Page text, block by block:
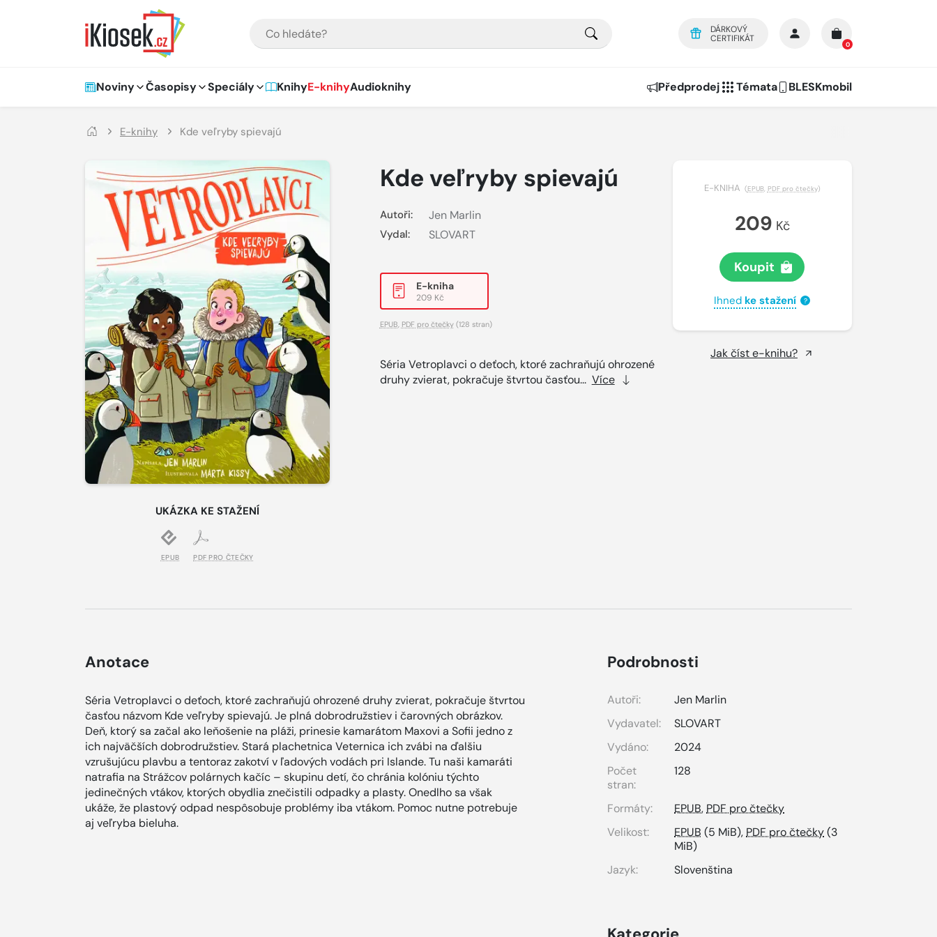
DÁRKOVÝ
CERTIFIKÁT
0
Hlavní navigace
Noviny Časopisy Speciály KnihyE-knihyAudioknihy Předprodej Témata BLESKmobil
E-knihy Kde veľryby spievajú
UKÁZKA KE STAŽENÍ
EPUB PDF PRO ČTEČKY
Kde veľryby spievajú
Autoři: Jen Marlin
Vydal: SLOVART
E-kniha
209 Kč
EPUB PDF pro čtečky(128 stran)
Séria Vetroplavci o deťoch, ktoré zachraňujú ohrozené
druhy zvierat, pokračuje štvrtou časťou... Více
E-KNIHA (EPUB, PDF pro čtečky)
209 Kč
Koupit
Ihned ke stažení ?
Jak číst e-knihu?
Anotace
Séria Vetroplavci o deťoch, ktoré zachraňujú ohrozené druhy zvierat, pokračuje štvrtou
časťou názvom Kde veľryby spievajú. Je plná dobrodružstiev i čarovných obrázkov.
Deň, ktorý sa začal ako leňošenie na pláži, prinesie kamarátom Maxovi a Sofii jedno z
ich najväčších dobrodružstiev. Stará plachetnica Veternica ich zvábi na ďalšiu
vzrušujúcu plavbu a tentoraz zakotví v ľadových vodách pri Islande. Tu naši kamaráti
natrafia na Strážcov polárnych kačíc – skupinu detí, čo chránia kolóniu týchto
jedinečných vtákov, ktorých obydlia znečistili odpadky a plasty. Onedlho sa však
ukáže, že plastový odpad nespôsobuje problémy iba vtákom. Pomoc nutne potrebuje
aj veľryba bieluha.
Podrobnosti
Autoři:
Jen Marlin
Vydavatel:
SLOVART
Vydáno:
2024
Počet
stran:
128
Formáty: EPUB,PDF pro čtečky
Velikost:
EPUB (5 MiB),PDF pro čtečky(3
MiB)
Jazyk:
Slovenština